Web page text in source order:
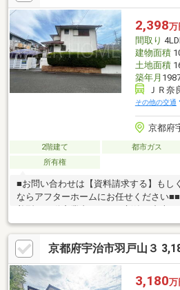
へ！
2,398万
間取り
建物面積
土地面積
築年月
ＪＲ
その他の交通
京都府
2階建て 都市ガス
所有権
■お問い合わせは【資料請求する】もし
ならアフターホームにお任せください
着型の不動産業者です。・新築・中古・
ォーム・建築・住み替えの相談など、
お家のことでお困りのことがあれば、
京都府宇治市羽戸山３
3,180万